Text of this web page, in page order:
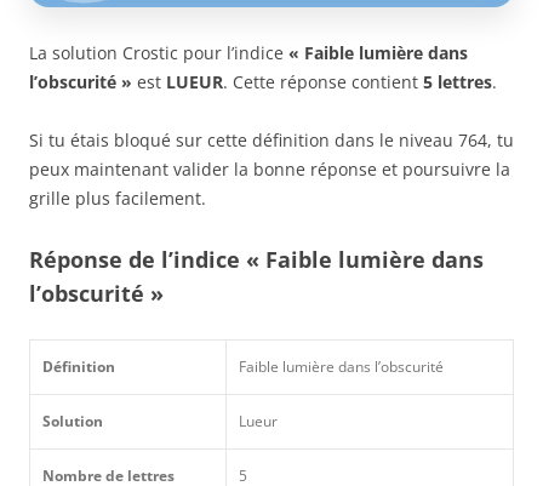
La solution Crostic pour l’indice « Faible lumière dans
l’obscurité » est LUEUR. Cette réponse contient 5 lettres.
Si tu étais bloqué sur cette définition dans le niveau 764, tu
peux maintenant valider la bonne réponse et poursuivre la
grille plus facilement.
Réponse de l’indice « Faible lumière dans
l’obscurité »
Définition Faible lumière dans l’obscurité
Solution Lueur
Nombre de lettres 5